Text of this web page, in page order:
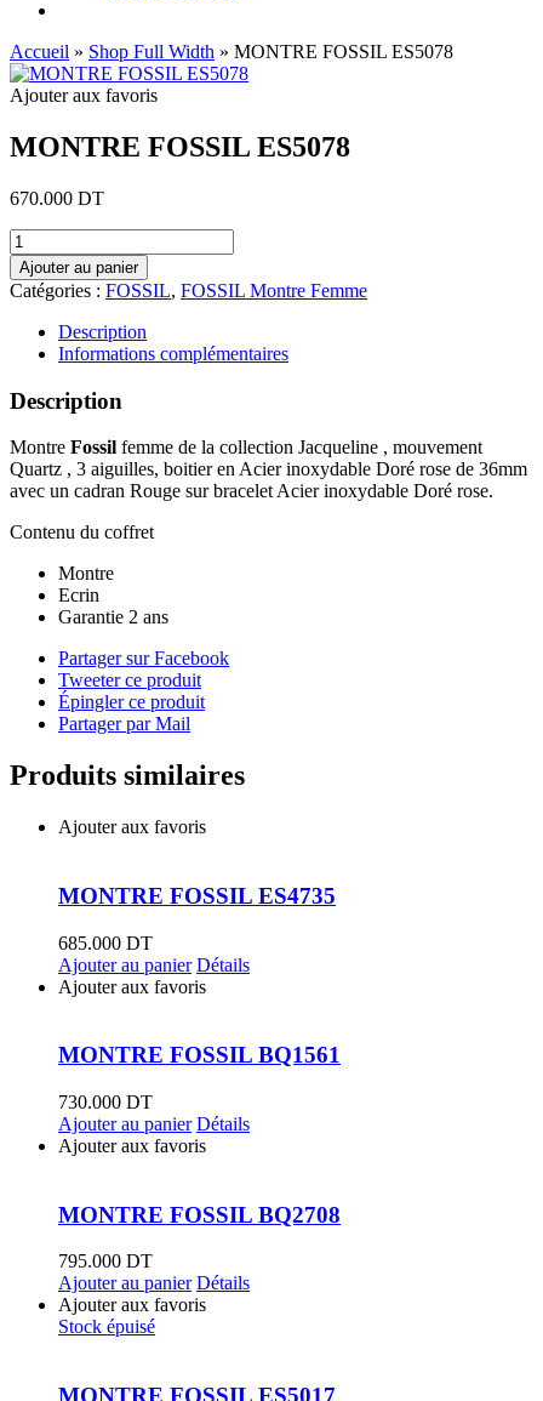
Accueil » Shop Full Width » MONTRE FOSSIL ES5078
Ajouter aux favoris
MONTRE FOSSIL ES5078
670.000 DT
quantité
de
MONTRE
FOSSIL
ES5078
Ajouter au panier
Catégories : FOSSIL, FOSSIL Montre Femme
Description
Informations complémentaires
Description
Montre Fossil femme de la collection Jacqueline , mouvement
Quartz , 3 aiguilles, boitier en Acier inoxydable Doré rose de 36mm
avec un cadran Rouge sur bracelet Acier inoxydable Doré rose.
Contenu du coffret
Montre
Ecrin
Garantie 2 ans
Partager sur Facebook
Tweeter ce produit
Épingler ce produit
Partager par Mail
Produits similaires
Ajouter aux favoris
MONTRE FOSSIL ES4735
685.000 DT
Ajouter au panier Détails
Ajouter aux favoris
MONTRE FOSSIL BQ1561
730.000 DT
Ajouter au panier Détails
Ajouter aux favoris
MONTRE FOSSIL BQ2708
795.000 DT
Ajouter au panier Détails
Ajouter aux favoris
Stock épuisé
MONTRE FOSSIL ES5017